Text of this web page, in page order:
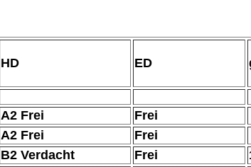
HD ED
A2 Frei
Frei
A2 Frei
Frei
B2 Verdacht Frei